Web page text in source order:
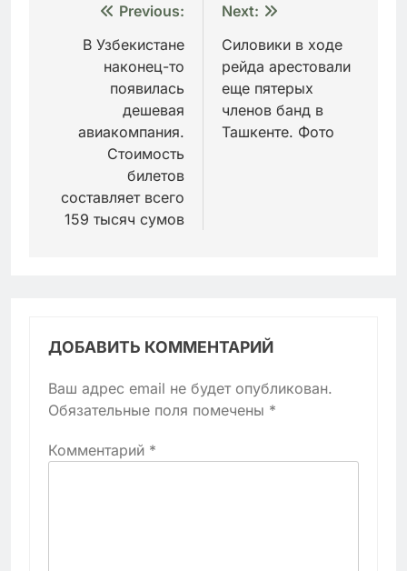
Навигация
записям
Previous:
В Узбекистане
наконец-то
появилась
дешевая
авиакомпания.
Стоимость
билетов
составляет всего
159 тысяч сумов
Next:
Силовики в ходе
рейда арестовали
еще пятерых
членов банд в
Ташкенте. Фото
ДОБАВИТЬ КОММЕНТАРИЙ
Ваш адрес email не будет опубликован.
Обязательные поля помечены *
Комментарий *